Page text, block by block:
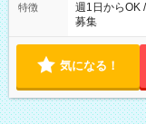
特徴
週1日からOK
募集
気になる！